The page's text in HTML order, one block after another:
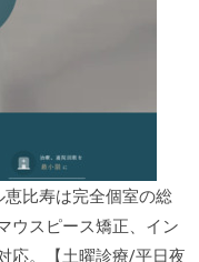
比寿は完全個室の総
ウスピース矯正、イン
応。【土曜診療/平日夜